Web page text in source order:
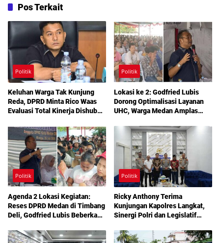
Pos Terkait
Politik
Keluhan Warga Tak Kunjung
Reda, DPRD Minta Rico Waas
Evaluasi Total Kinerja Dishub
Politik
Lokasi ke 2: Godfried Lubis
Dorong Optimalisasi Layanan
UHC, Warga Medan Amplas
Berobat Gratis Bermodal KTP
Politik
Agenda 2 Lokasi Kegiatan:
Reses DPRD Medan di Timbang
Deli, Godfried Lubis Beberkan
Layanan Kesehatan Gratis
Politik
Ricky Anthony Terima
Kunjungan Kapolres Langkat,
Sinergi Polri dan Legislatif